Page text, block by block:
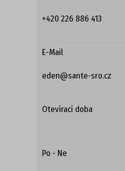
+420 226 886 413
E-Mail
eden@sante-sro.cz
Otevírací doba
Po - Ne